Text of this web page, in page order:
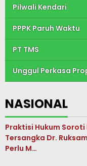
Pilwali Kendari
PPPK Paruh Waktu
PT TMS
Unggul Perkasa
NASIONAL
Praktisi Hukum
Tersangka Dr.
Perlu M…